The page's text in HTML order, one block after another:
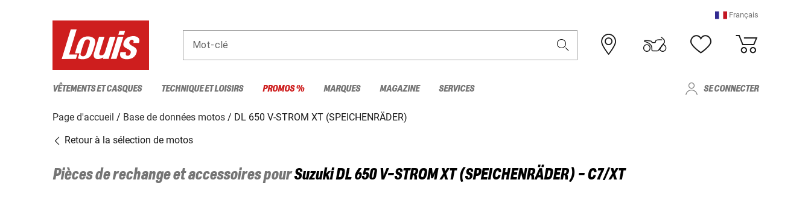
Français
Mot-clé
VÊTEMENTS ET CASQUES TECHNIQUE ET LOISIRS PROMOS % MARQUES MAGAZINE SERVICES SE CONNECTER
Page d'accueil Base de données motos
DL 650 V-STROM XT (SPEICHENRÄDER)
Retour à la sélection de motos
Pièces de rechange et accessoires pourSuzukiDL 650 V-STROM XT (SPEICHENRÄDER) - C7/XT